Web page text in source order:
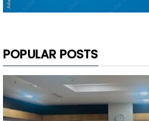
POPULAR POSTS